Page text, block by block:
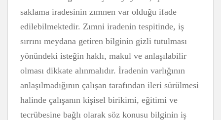
saklama iradesinin zımnen var olduğu ifade
edilebilmektedir. Zımni iradenin tespitinde, iş
sırrını meydana getiren bilginin gizli tutulması
yönündeki isteğin haklı, makul ve anlaşılabilir
olması dikkate alınmalıdır. İradenin varlığının
anlaşılmadığının çalışan tarafından ileri sürülmesi
halinde çalışanın kişisel birikimi, eğitimi ve
tecrübesine bağlı olarak söz konusu bilginin iş